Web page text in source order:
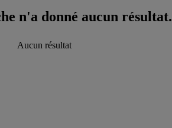
n'a donné aucun résultat.
Aucun résultat